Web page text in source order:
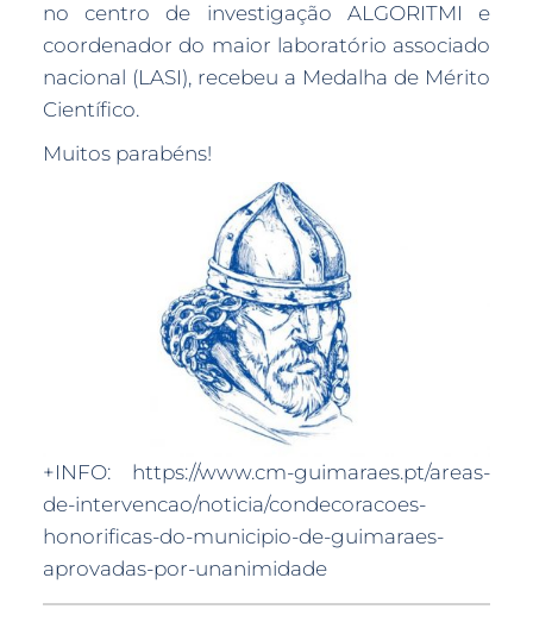
no centro de investigação ALGORITMI e
coordenador do maior laboratório associado
nacional (LASI), recebeu a Medalha de Mérito
Científico.
Muitos parabéns!
+INFO: https://www.cm-guimaraes.pt/areas-
de-intervencao/noticia/condecoracoes-
honorificas-do-municipio-de-guimaraes-
aprovadas-por-unanimidade